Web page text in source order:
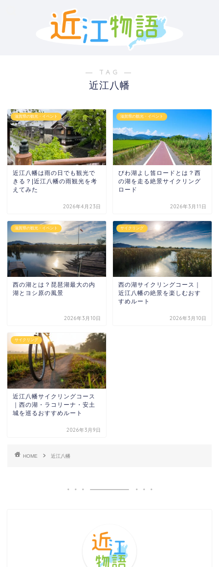
― TAG ―
近江八幡
滋賀県の観光・イベント
近江八幡は雨の日でも観光で
きる？|近江八幡の雨観光を考
えてみた
2026年4月23日
滋賀県の観光・イベント
びわ湖よし笛ロードとは？西
の湖を走る絶景サイクリング
ロード
2026年3月11日
滋賀県の観光・イベント
西の湖とは？琵琶湖最大の内
湖とヨシ原の風景
2026年3月10日
サイクリング
西の湖サイクリングコース｜
近江八幡の絶景を楽しむおす
すめルート
2026年3月10日
サイクリング
近江八幡サイクリングコース
｜西の湖・ラコリーナ・安土
城を巡るおすすめルート
2026年3月9日
HOME 近江八幡